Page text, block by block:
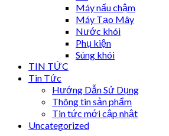
Máy nấu chậm
Máy Tạo Mây
Nước khói
Phụ kiện
Súng khói
TIN TỨC
Tin Tức
Hướng Dẫn Sử Dụng
Thông tin sản phẩm
Tin tức mới cập nhật
Uncategorized